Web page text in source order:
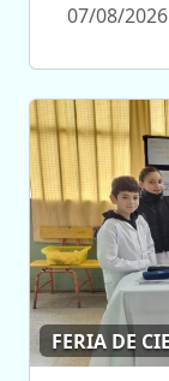
07/08/
FERIA DE